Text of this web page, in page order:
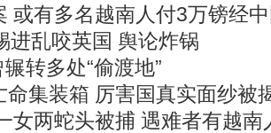
或有多名越南人付3万镑经
进乱咬英国 舆论炸锅
转多处“偷渡地”
命集装箱 厉害国真实面纱被
女两蛇头被捕 遇难者有越南